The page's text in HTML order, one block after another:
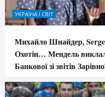
УКРАЇНА І СВІТ
Михайло Шнайдер,
Охотін… Мендель
Банкової зі звітів